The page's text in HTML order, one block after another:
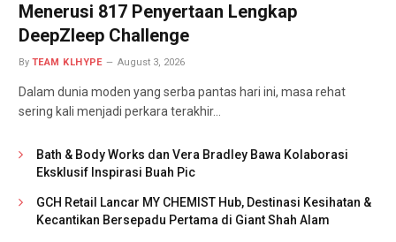
Menerusi 817 Penyertaan Lengkap
DeepZleep Challenge
By TEAM KLHYPE August 3, 2026
Dalam dunia moden yang serba pantas hari ini, masa rehat
sering kali menjadi perkara terakhir…
Bath & Body Works dan Vera Bradley Bawa Kolaborasi
Eksklusif Inspirasi Buah Pic
GCH Retail Lancar MY CHEMIST Hub, Destinasi Kesihatan &
Kecantikan Bersepadu Pertama di Giant Shah Alam